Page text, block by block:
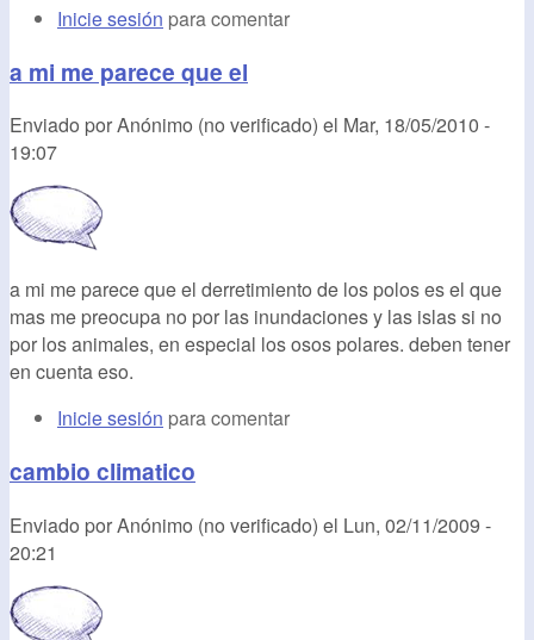
Inicie sesión para comentar
a mi me parece que el
Enviado porAnónimo (no verificado) el Mar, 18/05/2010 -
19:07
a mi me parece que el derretimiento de los polos es el que
mas me preocupa no por las inundaciones y las islas si no
por los animales, en especial los osos polares. deben tener
en cuenta eso.
Inicie sesión para comentar
cambio climatico
Enviado porAnónimo (no verificado) el Lun, 02/11/2009 -
20:21